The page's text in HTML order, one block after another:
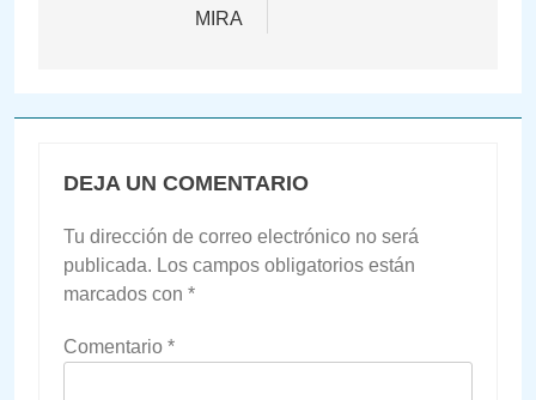
MIRA
DEJA UN COMENTARIO
Tu dirección de correo electrónico no será
publicada. Los campos obligatorios están
marcados con *
Comentario *